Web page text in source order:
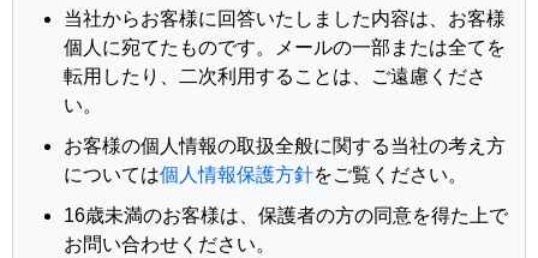
当社からお客様に回答いたしました内容は、お客様
個人に宛てたものです。メールの一部または全てを
転用したり、二次利用することは、ご遠慮くださ
い。
お客様の個人情報の取扱全般に関する当社の考え方
については個人情報保護方針をご覧ください。
16歳未満のお客様は、保護者の方の同意を得た上で
お問い合わせください。